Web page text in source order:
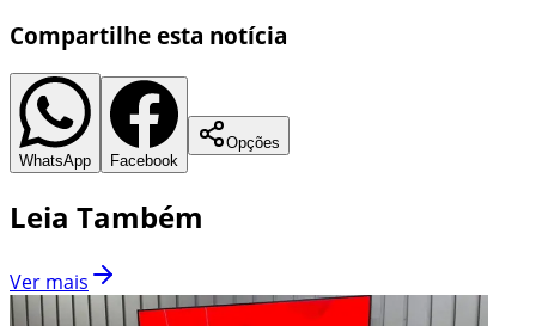
Compartilhe esta notícia
WhatsApp Facebook
Opções
Leia Também
Ver mais